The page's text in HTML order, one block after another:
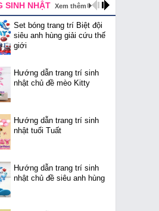
SINH NHẬT Xem thêm
Set bóng trang trí Biệt đội
siêu anh hùng giải cứu thế
giới
Hướng dẫn trang trí sinh
nhật chủ đề mèo Kitty
Hướng dẫn trang trí sinh
nhật tuổi Tuất
Hướng dẫn trang trí sinh
nhật chủ đề siêu anh hùng